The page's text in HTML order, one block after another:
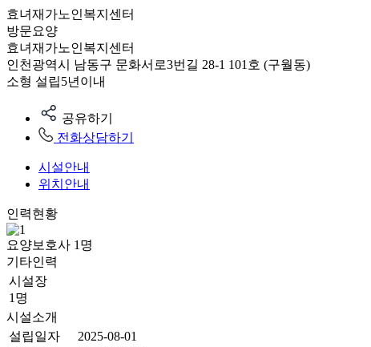
효녀재가노인복지센터
방문요양
효녀재가노인복지센터
인천광역시 남동구 문화서로3번길 28-1 101호 (구월동)
소형 설립5년이내
공유하기
전화상담하기
시설안내
위치안내
인력현황
요양보호사 1 명
기타인력
시설장
1명
시설소개
설립일자
2025-08-01